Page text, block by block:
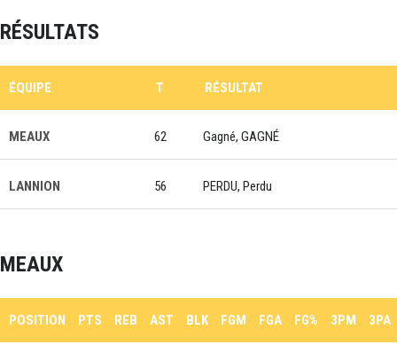
RÉSULTATS
ÉQUIPE T RÉSULTAT
MEAUX 62 Gagné, GAGNÉ
LANNION 56 PERDU, Perdu
MEAUX
POSITION PTS REB AST BLK FGM FGA FG% 3PM 3PA